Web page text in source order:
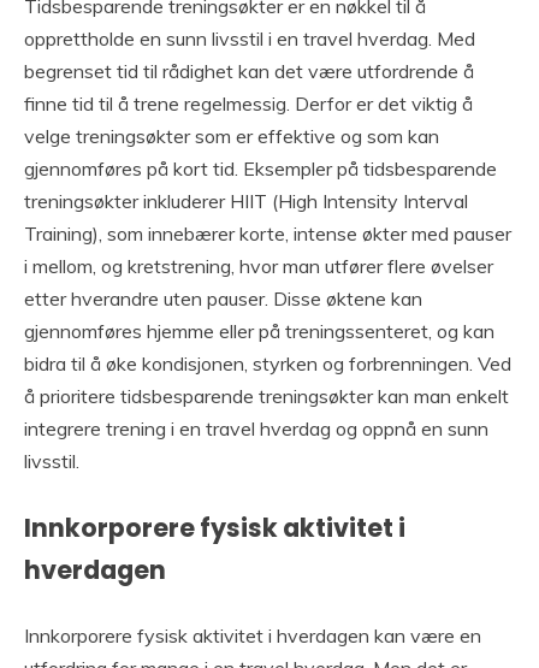
Tidsbesparende treningsøkter er en nøkkel til å
opprettholde en sunn livsstil i en travel hverdag. Med
begrenset tid til rådighet kan det være utfordrende å
finne tid til å trene regelmessig. Derfor er det viktig å
velge treningsøkter som er effektive og som kan
gjennomføres på kort tid. Eksempler på tidsbesparende
treningsøkter inkluderer HIIT (High Intensity Interval
Training), som innebærer korte, intense økter med pauser
i mellom, og kretstrening, hvor man utfører flere øvelser
etter hverandre uten pauser. Disse øktene kan
gjennomføres hjemme eller på treningssenteret, og kan
bidra til å øke kondisjonen, styrken og forbrenningen. Ved
å prioritere tidsbesparende treningsøkter kan man enkelt
integrere trening i en travel hverdag og oppnå en sunn
livsstil.
Innkorporere fysisk aktivitet i
hverdagen
Innkorporere fysisk aktivitet i hverdagen kan være en